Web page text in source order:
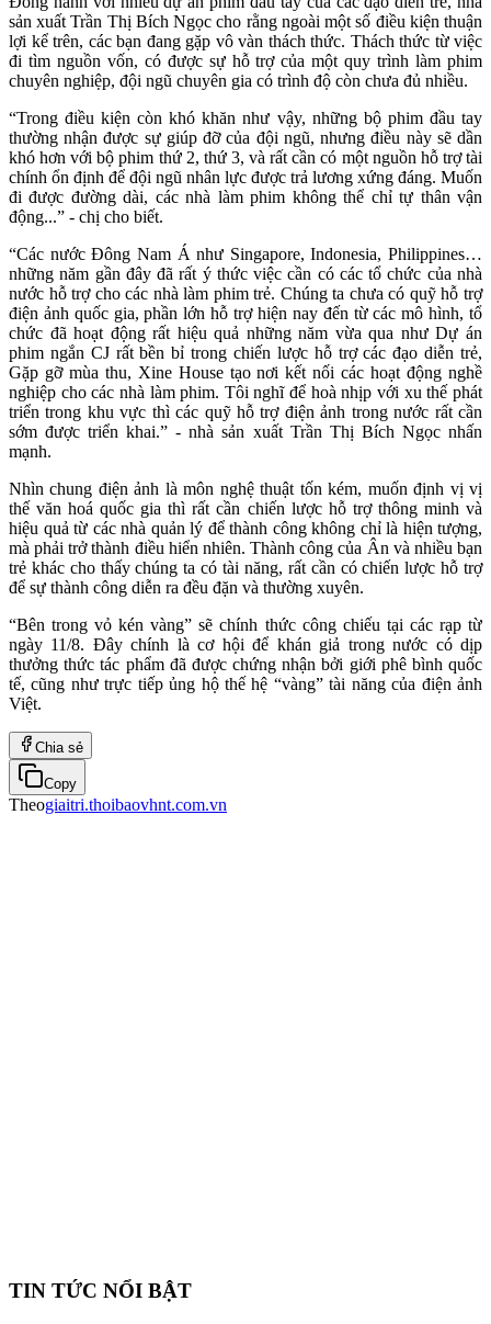
sản xuất Trần Thị Bích Ngọc cho rằng ngoài một số điều kiện thuận
lợi kể trên, các bạn đang gặp vô vàn thách thức. Thách thức từ việc
đi tìm nguồn vốn, có được sự hỗ trợ của một quy trình làm phim
chuyên nghiệp, đội ngũ chuyên gia có trình độ còn chưa đủ nhiều.
“Trong điều kiện còn khó khăn như vậy, những bộ phim đầu tay
thường nhận được sự giúp đỡ của đội ngũ, nhưng điều này sẽ dần
khó hơn với bộ phim thứ 2, thứ 3, và rất cần có một nguồn hỗ trợ tài
chính ổn định để đội ngũ nhân lực được trả lương xứng đáng. Muốn
đi được đường dài, các nhà làm phim không thể chỉ tự thân vận
động...” - chị cho biết.
“Các nước Đông Nam Á như Singapore, Indonesia, Philippines…
những năm gần đây đã rất ý thức việc cần có các tổ chức của nhà
nước hỗ trợ cho các nhà làm phim trẻ. Chúng ta chưa có quỹ hỗ trợ
điện ảnh quốc gia, phần lớn hỗ trợ hiện nay đến từ các mô hình, tổ
chức đã hoạt động rất hiệu quả những năm vừa qua như Dự án
phim ngắn CJ rất bền bỉ trong chiến lược hỗ trợ các đạo diễn trẻ,
Gặp gỡ mùa thu, Xine House tạo nơi kết nối các hoạt động nghề
nghiệp cho các nhà làm phim. Tôi nghĩ để hoà nhịp với xu thế phát
triển trong khu vực thì các quỹ hỗ trợ điện ảnh trong nước rất cần
sớm được triển khai.” - nhà sản xuất Trần Thị Bích Ngọc nhấn
mạnh.
Nhìn chung điện ảnh là môn nghệ thuật tốn kém, muốn định vị vị
thế văn hoá quốc gia thì rất cần chiến lược hỗ trợ thông minh và
hiệu quả từ các nhà quản lý để thành công không chỉ là hiện tượng,
mà phải trở thành điều hiển nhiên. Thành công của Ân và nhiều bạn
trẻ khác cho thấy chúng ta có tài năng, rất cần có chiến lược hỗ trợ
để sự thành công diễn ra đều đặn và thường xuyên.
“Bên trong vỏ kén vàng” sẽ chính thức công chiếu tại các rạp từ
ngày 11/8. Đây chính là cơ hội để khán giả trong nước có dịp
thưởng thức tác phẩm đã được chứng nhận bởi giới phê bình quốc
tế, cũng như trực tiếp ủng hộ thế hệ “vàng” tài năng của điện ảnh
Việt.
Chia sẻ
Copy
Theogiaitri.thoibaovhnt.com.vn
TIN TỨC NỔI BẬT